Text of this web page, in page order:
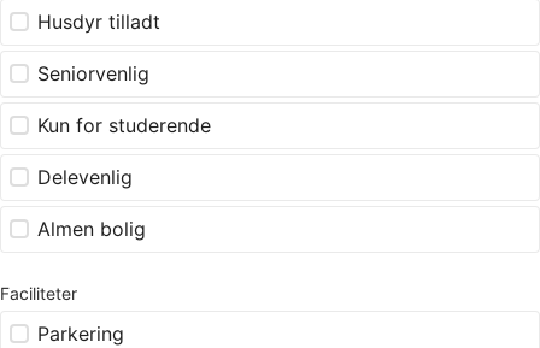
Husdyr tilladt
Seniorvenlig
Kun for studerende
Delevenlig
Almen bolig
Faciliteter
Parkering